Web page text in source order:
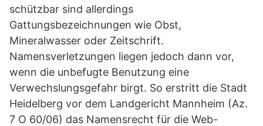
schützbar sind allerdings
Gattungsbezeichnungen wie Obst,
Mineralwasser oder Zeitschrift.
Namensverletzungen liegen jedoch dann vor,
wenn die unbefugte Benutzung eine
Verwechslungsgefahr birgt. So erstritt die Stadt
Heidelberg vor dem Landgericht Mannheim (Az.
7 O 60/06) das Namensrecht für die Web-